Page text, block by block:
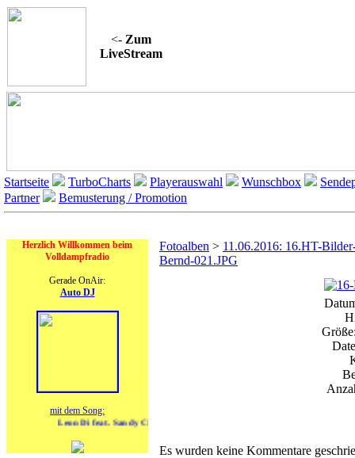
<- Zum
LiveStream
Startseite TurboCharts Playerauswahl Wunschbox
Partner
Bemusterung / Promotion
Herzlich Willkommen beim
Volldampfradio
Gerade OnAir:
Auto DJ
mit dem Song:
Leon Di feat. Sandy Christen - Senza te (Ohne dich)
Fotoalben > 11.06.2016: 16.HT-
Bernd-021.JPG
Es wurden keine Kommentare